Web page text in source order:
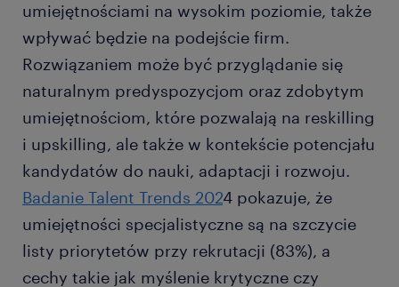
umiejętnościami na wysokim poziomie, także
wpływać będzie na podejście firm.
Rozwiązaniem może być przyglądanie się
naturalnym predyspozycjom oraz zdobytym
umiejętnościom, które pozwalają na reskilling
i upskilling, ale także w kontekście potencjału
kandydatów do nauki, adaptacji i rozwoju.
Badanie Talent Trends 2024 pokazuje, że
umiejętności specjalistyczne są na szczycie
listy priorytetów przy rekrutacji (83%), a
cechy takie jak myślenie krytyczne czy